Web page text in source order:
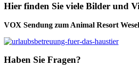
Hier finden Sie viele Bilder und
VOX Sendung zum Animal Resort Wesel
Haben Sie Fragen?